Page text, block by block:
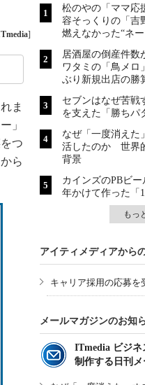
]
ま
」
つ
ら
松のやの「ママ
容そっくりの「吉
燃えなかった“ネ
居酒屋の倒産件数
ワタミの「鳥メ
ぶり新規出店の勝
セブンはなぜ苦
を支えた「勝ちパ
なぜ「一度消えた
活したのか 世界
背景
カインズのPBビ
年かけて作った「
もっ
アイティメディアから
キャリア採用の応募を
メールマガジンのお知
ITmedia ビジ
制作する日刊